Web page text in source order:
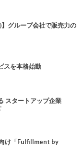
グループ会社で販売力の
スを本格始動
スタートアップ企業
け「Fulfillment by